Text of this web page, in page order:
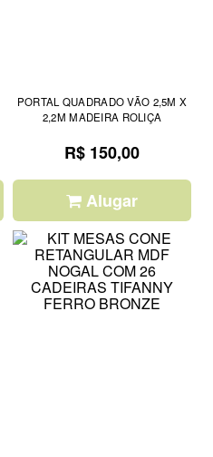
PORTAL QUADRADO VÃO 2,5M X
2,2M MADEIRA ROLIÇA
R$ 150,00
Alugar